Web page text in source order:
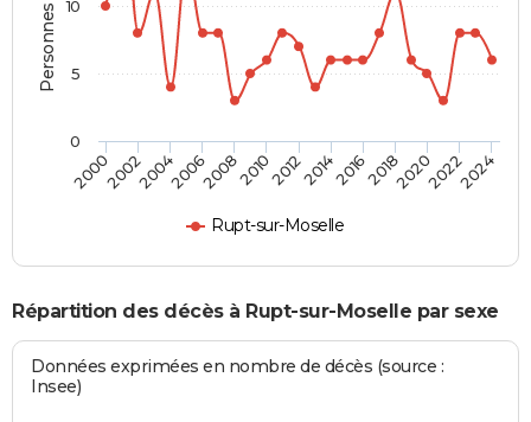
Rupt-sur-Moselle
2000200220042006200820102012201420162018202020222024
0
5
10
Répartition des décès à Rupt-sur-Moselle par sexe
Données exprimées en nombre de décès (source :
Insee)